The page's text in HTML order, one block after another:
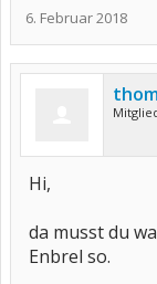
6. Februar 2018
Hi,
da musst du
Enbrel so.